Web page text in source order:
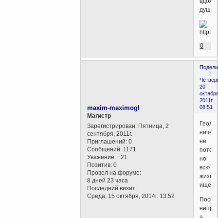
душу.
0
2
20
2011г.
08:51
maxim-maximogl
Магистр
Зарегистрирован: Пятница, 2
сентября, 2011г.
Приглашений: 0
Сообщений: 1171
Уважение: +21
Позитив: 0
Провел на форуме:
8 дней 23 часа
Последний визит:
Среда, 15 октября, 2014г. 13:52
Геолог
ничего
не
но
всю
жизнь
ищет.
Посыл